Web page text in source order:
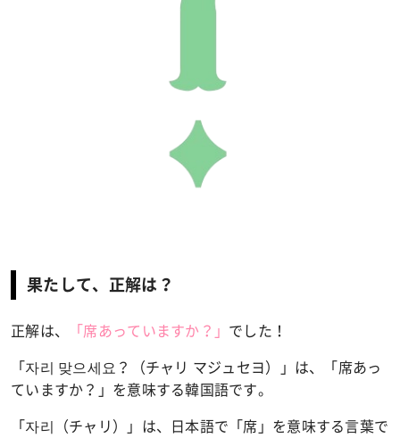
果たして、正解は？
正解は、 「席あっていますか？ 」 でした！
「자리 맞으세요？（チャリ マジュセヨ）」は、「席あっ
ていますか？ 」を意味する韓国語です。
「자리（チャリ）」は、日本語で「席」を意味する言葉で